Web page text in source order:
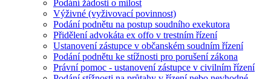
Podání žádosti o milost
Výživné (vyživovací povinnost)
Podání podnětu na postup soudního exekutora
Přidělení advokáta ex offo v trestním řízení
Ustanovení zástupce v občanském soudním řízení
Podání podnětu ke stížnosti pro porušení zákona
Právní pomoc - ustanovení zástupce v civilním řízení